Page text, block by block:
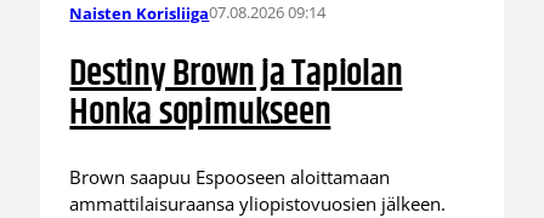
Naisten Korisliiga07.08.2026 09:14
Destiny Brown ja Tapiolan
Honka sopimukseen
Brown saapuu Espooseen aloittamaan
ammattilaisuraansa yliopistovuosien jälkeen.